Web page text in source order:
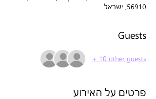
56910, ישראל
Guests
+ 10 other guests
פרטים על האירוע